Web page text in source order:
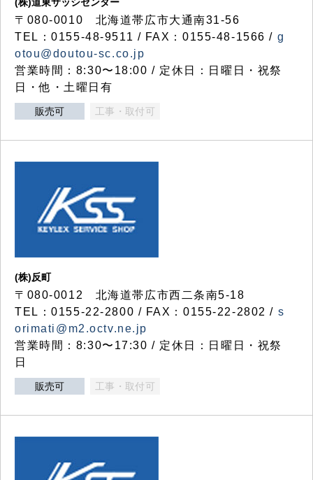
〒080-0010 北海道帯広市大通南31-56
TEL：0155-48-9511 / FAX：0155-48-1566 / g
otou@doutou-sc.co.jp
営業時間：8:30〜18:00 / 定休日：日曜日・祝祭
日・他・土曜日有
販売可 工事・取付可
(株)反町
〒080-0012 北海道帯広市西二条南5-18
TEL：0155-22-2800 / FAX：0155-22-2802 / s
orimati@m2.octv.ne.jp
営業時間：8:30〜17:30 / 定休日：日曜日・祝祭
日
販売可 工事・取付可